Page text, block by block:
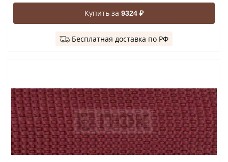
Купить за 9324 ₽
Бесплатная доставка по РФ